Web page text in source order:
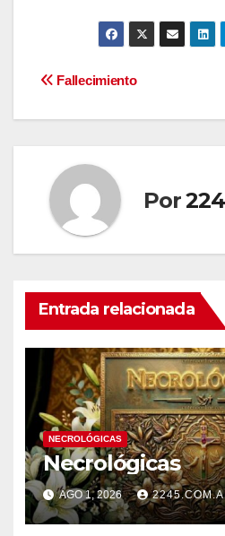
Navegación
de
entradas
Fallecimiento
Por
Entrada relacionada
NECROLÓGICAS
Necrológicas
AGO 1, 2026